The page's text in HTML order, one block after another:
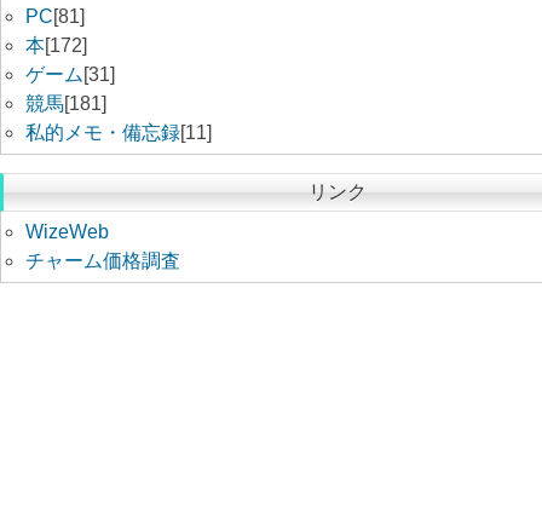
PC[81]
本[172]
ゲーム[31]
競馬[181]
私的メモ・備忘録[11]
リンク
WizeWeb
チャーム価格調査